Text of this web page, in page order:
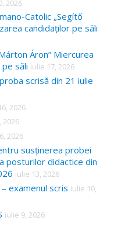
2026
Catolic „Segítő
candidaților pe săli
Áron” Miercurea
săli iulie 17, 2026
scrisă din 21 iulie
2026
2026
2026
susținerea probei
posturilor didactice din
iulie 13, 2026
examenul scris iulie 10,
iulie 9, 2026